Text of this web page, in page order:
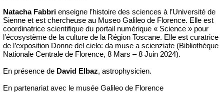
Natacha Fabbri enseigne l’histoire des sciences à l’Université de
Sienne et est chercheuse au Museo Galileo de Florence. Elle est
coordinatrice scientifique du portail numérique « Science » pour
l’écosystème de la culture de la Région Toscane. Elle est curatrice
de l’exposition Donne del cielo: da muse a scienziate (Bibliothèque
Nationale Centrale de Florence, 8 Mars – 8 Juin 2024).
En présence de David Elbaz, astrophysicien.
En partenariat avec le musée Galileo de Florence